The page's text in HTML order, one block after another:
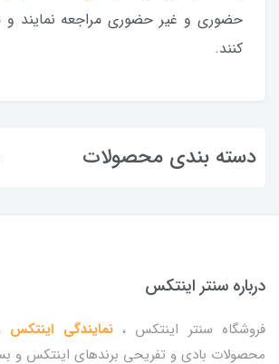
حضوری و غیر حضوری مراجعه نمایند
کنند.
دسته بندی محصولات
درباره سنتر اینتکس
فروشگاه سنتر اینتکس ،نمایندگی اینتکس
محصولات بادی و تفریحی برندهای اینتکس و